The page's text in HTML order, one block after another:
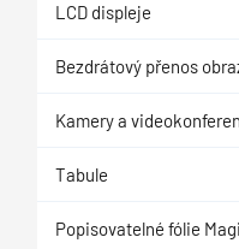
LCD displeje
Bezdrátový přenos
Kamery a
Tabule
Popisovatelné fólie